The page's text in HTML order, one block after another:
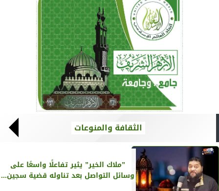
الثقافة والمنوعات
”ملاك الخير” يثير تفاعلًا واسعًا على
وسائل التواصل بعد تناوله قضية سجين...